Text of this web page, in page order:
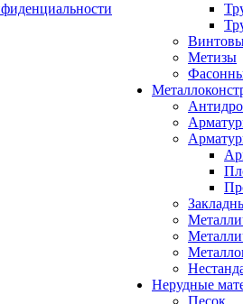
Метизы
Нерудные
Песок